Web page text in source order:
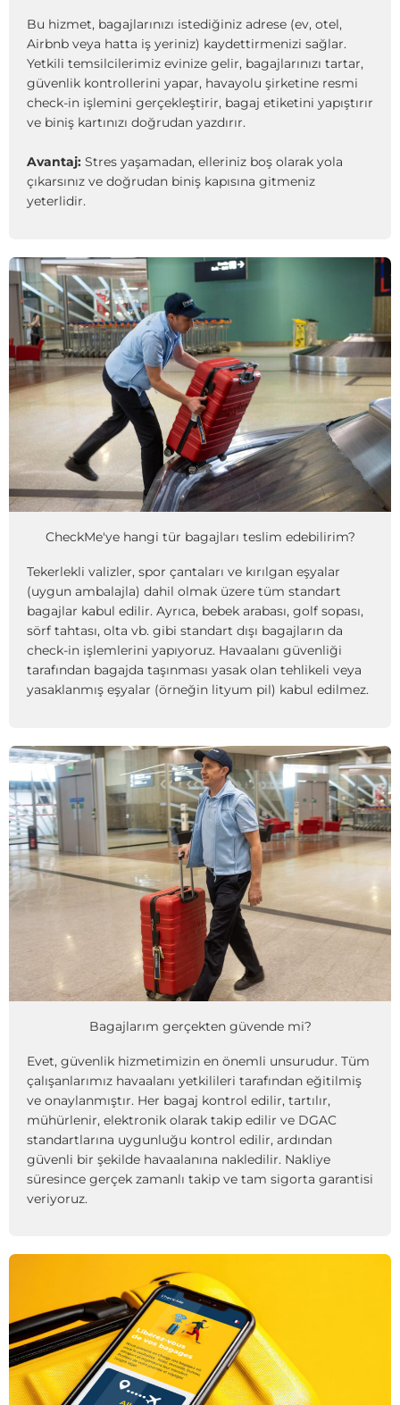
Bu hizmet, bagajlarınızı istediğiniz adrese (ev, otel,
Airbnb veya hatta iş yeriniz) kaydettirmenizi sağlar.
Yetkili temsilcilerimiz evinize gelir, bagajlarınızı tartar,
güvenlik kontrollerini yapar, havayolu şirketine resmi
check-in işlemini gerçekleştirir, bagaj etiketini yapıştırır
ve biniş kartınızı doğrudan yazdırır.
Avantaj: Stres yaşamadan, elleriniz boş olarak yola
çıkarsınız ve doğrudan biniş kapısına gitmeniz
yeterlidir.
CheckMe'ye hangi tür bagajları teslim edebilirim?
Tekerlekli valizler, spor çantaları ve kırılgan eşyalar
(uygun ambalajla) dahil olmak üzere tüm standart
bagajlar kabul edilir. Ayrıca, bebek arabası, golf sopası,
sörf tahtası, olta vb. gibi standart dışı bagajların da
check-in işlemlerini yapıyoruz. Havaalanı güvenliği
tarafından bagajda taşınması yasak olan tehlikeli veya
yasaklanmış eşyalar (örneğin lityum pil) kabul edilmez.
Bagajlarım gerçekten güvende mi?
Evet, güvenlik hizmetimizin en önemli unsurudur. Tüm
çalışanlarımız havaalanı yetkilileri tarafından eğitilmiş
ve onaylanmıştır. Her bagaj kontrol edilir, tartılır,
mühürlenir, elektronik olarak takip edilir ve DGAC
standartlarına uygunluğu kontrol edilir, ardından
güvenli bir şekilde havaalanına nakledilir. Nakliye
süresince gerçek zamanlı takip ve tam sigorta garantisi
veriyoruz.